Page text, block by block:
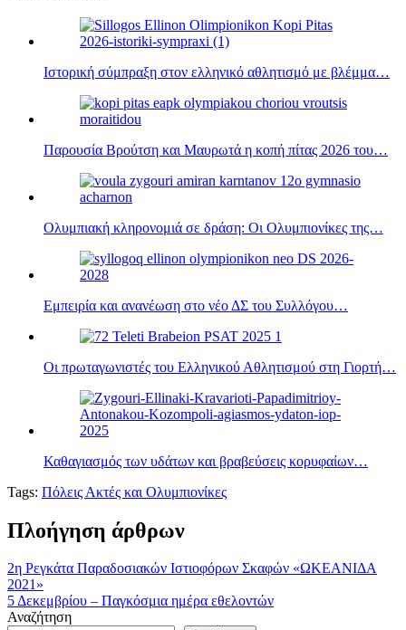
Ιστορική σύμπραξη στον ελληνικό αθλητισμό με βλέμμα…
Παρουσία Βρούτση και Μαυρωτά η κοπή πίτας 2026 του…
Ολυμπιακή κληρονομιά σε δράση: Οι Ολυμπιονίκες της…
Εμπειρία και ανανέωση στο νέο ΔΣ του Συλλόγου…
Οι πρωταγωνιστές του Ελληνικού Αθλητισμού στη Γιορτή…
Καθαγιασμός των υδάτων και βραβεύσεις κορυφαίων…
Tags: Πόλεις Ακτές και Ολυμπιονίκες
Πλοήγηση άρθρων
2η Ρεγκάτα Παραδοσιακών Ιστιοφόρων Σκαφών «ΩΚΕΑΝΙΔΑ
2021»
5 Δεκεμβρίου – Παγκόσμια ημέρα εθελοντών
Αναζήτηση